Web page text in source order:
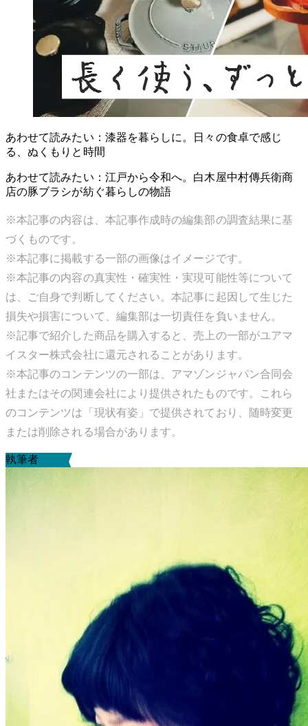
あわせて読みたい：漆器を暮らしに。日々の食卓で感じ
る、ぬくもりと時間
あわせて読みたい：江戸から令和へ。白木屋中村傳兵衛商
店の豚ブラシが紡ぐ暮らしの物語
※本記事の内容は、本記事作成時の編集部の調査結果に基
づくものです。
※本記事に掲載する一部の画像はイメージです。
※本記事の内容の真実性・確実性・実現可能性等について
は、ご自身で判断してください。本記事に起因して生じた
損失や損害について、編集部は一切責任を負いません。
※記事で紹介した商品を購入すると、売上の一部がユアマ
イスター株式会社に還元されることがあります。
※本記事のコンテンツの一部は、アマゾンジャパン合同会
社またはその関連会社により提供されたものです。これら
のコンテンツは「現状有姿」で提供されており、随時変更
または削除される場合があります。
執筆者